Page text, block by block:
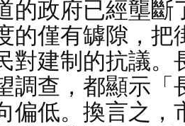
的政府已經壟斷
的僅有罅隙，把
對建制的抗議。
調查，都顯示「
偏低。換言之，